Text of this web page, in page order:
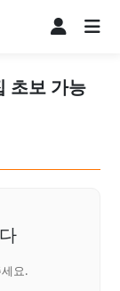
초보 가능
요.